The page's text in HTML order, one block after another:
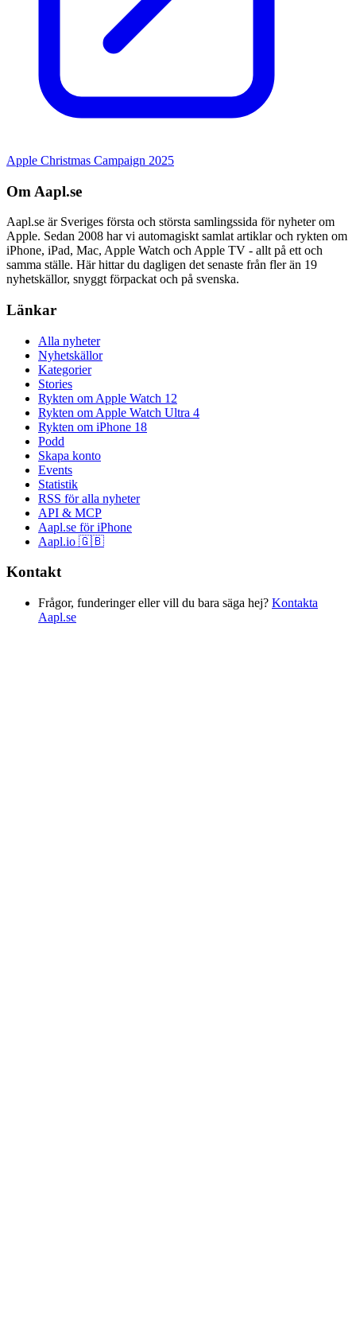
Apple Christmas Campaign 2025
Om Aapl.se
Aapl.se är Sveriges första och största samlingssida för nyheter om
Apple. Sedan 2008 har vi automagiskt samlat artiklar och rykten om
iPhone, iPad, Mac, Apple Watch och Apple TV - allt på ett och
samma ställe. Här hittar du dagligen det senaste från fler än 19
nyhetskällor, snyggt förpackat och på svenska.
Länkar
Alla nyheter
Nyhetskällor
Kategorier
Stories
Rykten om Apple Watch 12
Rykten om Apple Watch Ultra 4
Rykten om iPhone 18
Podd
Skapa konto
Events
Statistik
RSS för alla nyheter
API & MCP
Aapl.se för iPhone
Aapl.io 🇬🇧
Kontakt
Frågor, funderinger eller vill du bara säga hej? Kontakta
Aapl.se